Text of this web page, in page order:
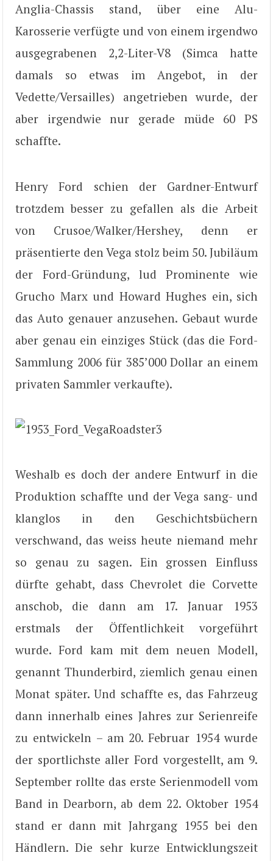
Anglia-Chassis stand, über eine Alu-
Karosserie verfügte und von einem irgendwo
ausgegrabenen 2,2-Liter-V8 (Simca hatte
damals so etwas im Angebot, in der
Vedette/Versailles) angetrieben wurde, der
aber irgendwie nur gerade müde 60 PS
schaffte.
Henry Ford schien der Gardner-Entwurf
trotzdem besser zu gefallen als die Arbeit
von Crusoe/Walker/Hershey, denn er
präsentierte den Vega stolz beim 50. Jubiläum
der Ford-Gründung, lud Prominente wie
Grucho Marx und Howard Hughes ein, sich
das Auto genauer anzusehen. Gebaut wurde
aber genau ein einziges Stück (das die Ford-
Sammlung 2006 für 385’000 Dollar an einem
privaten Sammler verkaufte).
Weshalb es doch der andere Entwurf in die
Produktion schaffte und der Vega sang- und
klanglos in den Geschichtsbüchern
verschwand, das weiss heute niemand mehr
so genau zu sagen. Ein grossen Einfluss
dürfte gehabt, dass Chevrolet die Corvette
anschob, die dann am 17. Januar 1953
erstmals der Öffentlichkeit vorgeführt
wurde. Ford kam mit dem neuen Modell,
genannt Thunderbird, ziemlich genau einen
Monat später. Und schaffte es, das Fahrzeug
dann innerhalb eines Jahres zur Serienreife
zu entwickeln – am 20. Februar 1954 wurde
der sportlichste aller Ford vorgestellt, am 9.
September rollte das erste Serienmodell vom
Band in Dearborn, ab dem 22. Oktober 1954
stand er dann mit Jahrgang 1955 bei den
Händlern. Die sehr kurze Entwicklungszeit